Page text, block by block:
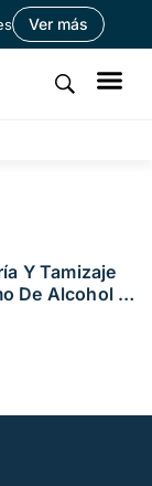
Ver más
Y Tamizaje
De Alcohol Y
2025